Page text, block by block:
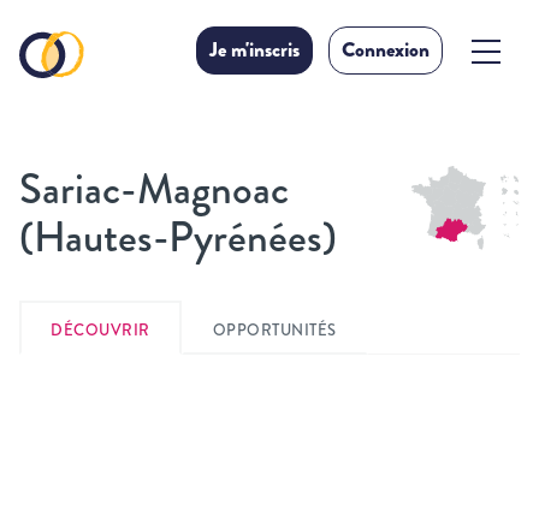
Je m'inscris Connexion
Sariac-Magnoac
(Hautes-Pyrénées)
DÉCOUVRIR OPPORTUNITÉS